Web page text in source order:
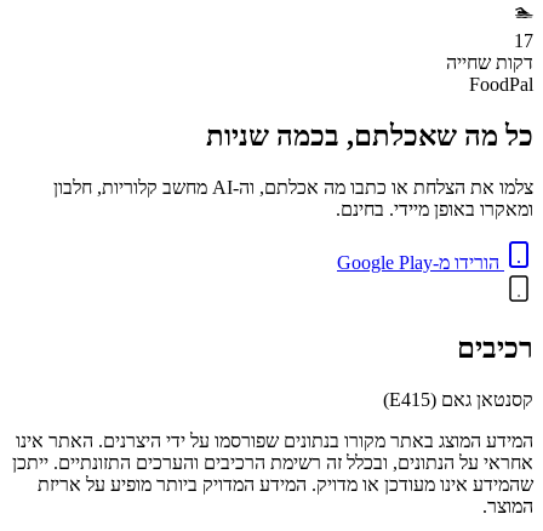
🏊
17
דקות שחייה
FoodPal
כל מה שאכלתם, בכמה שניות
צלמו את הצלחת או כתבו מה אכלתם, וה-AI מחשב קלוריות, חלבון
ומאקרו באופן מיידי. בחינם.
הורידו מ-Google Play
רכיבים
קסנטאן גאם (E415)
המידע המוצג באתר מקורו בנתונים שפורסמו על ידי היצרנים. האתר אינו
אחראי על הנתונים, ובכלל זה רשימת הרכיבים והערכים התזונתיים. ייתכן
שהמידע אינו מעודכן או מדויק. המידע המדויק ביותר מופיע על אריזת
המוצר.